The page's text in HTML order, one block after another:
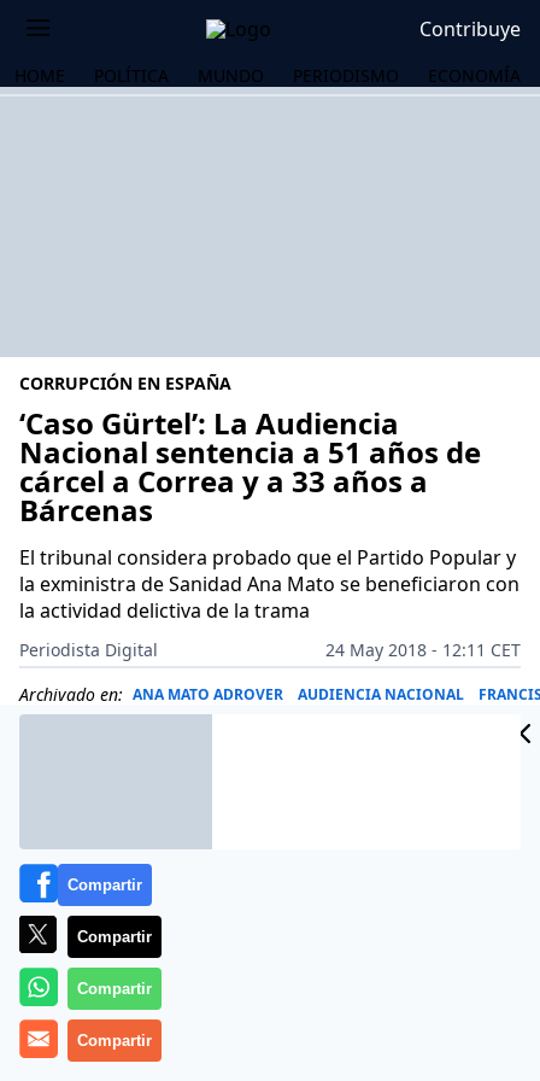
Contribuye
HOME POLÍTICA MUNDO PERIODISMO ECONOMÍA
CORRUPCIÓN EN ESPAÑA
‘Caso Gürtel’: La Audiencia
Nacional sentencia a 51 años de
cárcel a Correa y a 33 años a
Bárcenas
El tribunal considera probado que el Partido Popular y
la exministra de Sanidad Ana Mato se beneficiaron con
la actividad delictiva de la trama
Periodista Digital
24 May 2018 - 12:11 CET
Archivado en: ANA MATO ADROVER AUDIENCIA NACIONAL
Compartir
Compartir
Compartir
Compartir